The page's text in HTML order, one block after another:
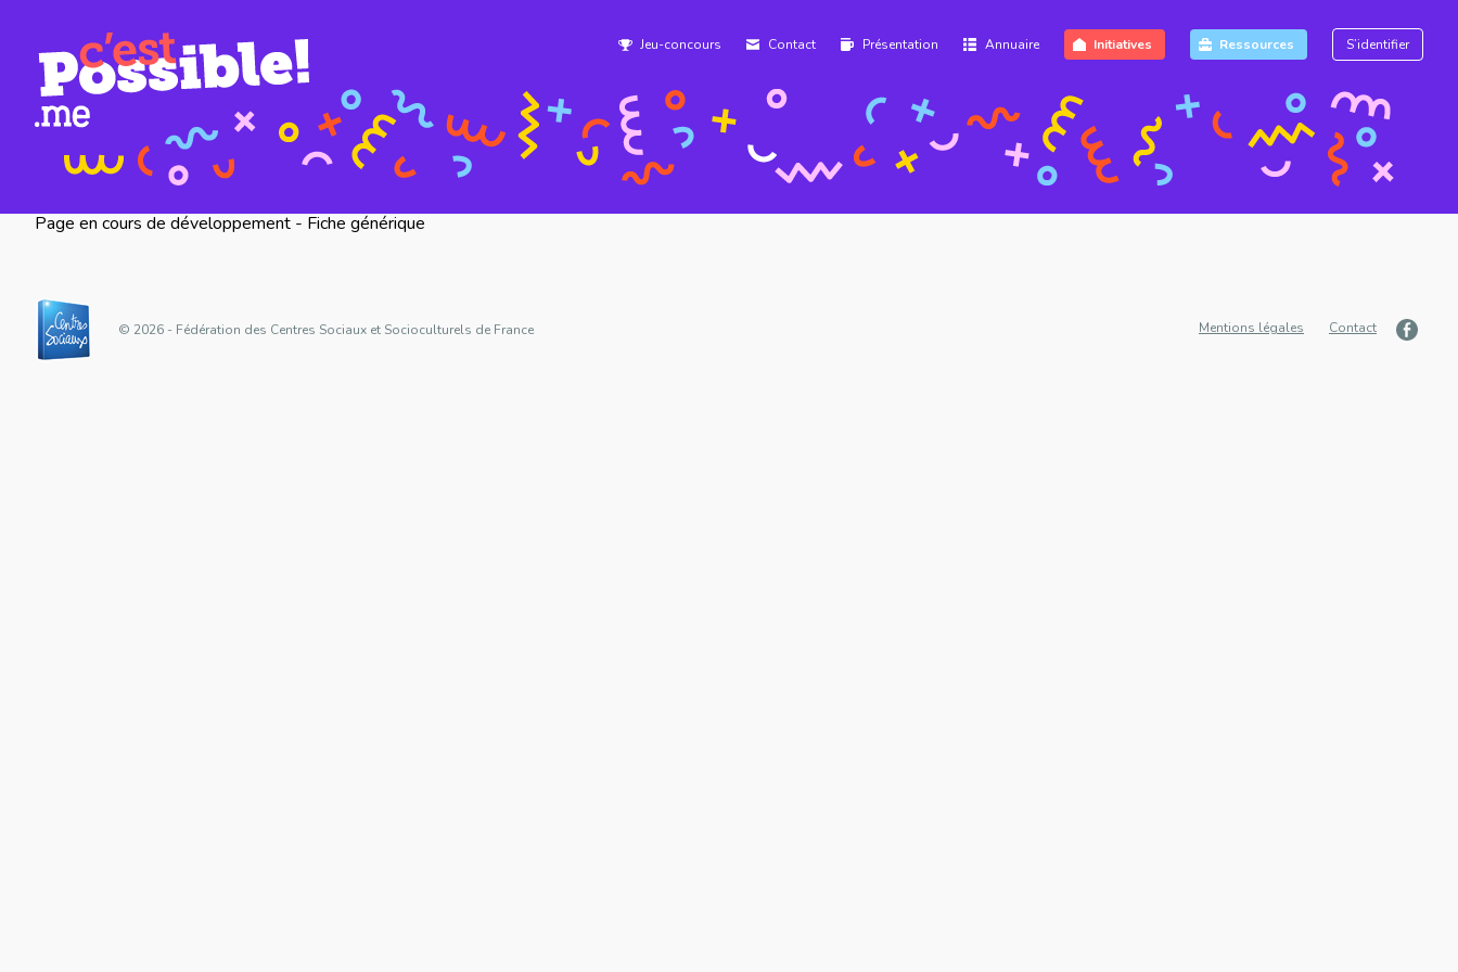
Jeu-concours Contact Présentation Annuaire Initiatives Ressources S’identifier
Page en cours de développement - Fiche générique
© 2026 - Fédération des Centres Sociaux et Socioculturels de France Mentions légales Contact